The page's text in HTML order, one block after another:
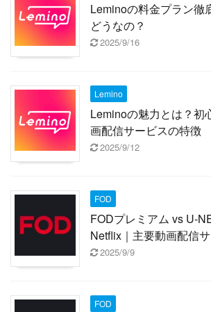
Leminoの料金プラン徹
どうなの？
2025/9/16
Lemino
Leminoの魅力とは？初
画配信サービスの特徴
2025/9/12
FOD
FODプレミアム vs U-
Netflix｜主要動画配信
2025/9/9
FOD